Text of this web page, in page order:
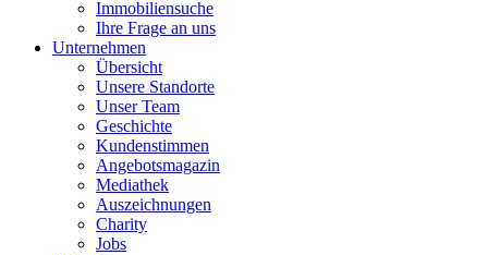
Immobiliensuche
Ihre Frage an uns
Unternehmen
Übersicht
Unsere Standorte
Unser Team
Geschichte
Kundenstimmen
Angebotsmagazin
Mediathek
Auszeichnungen
Charity
Jobs